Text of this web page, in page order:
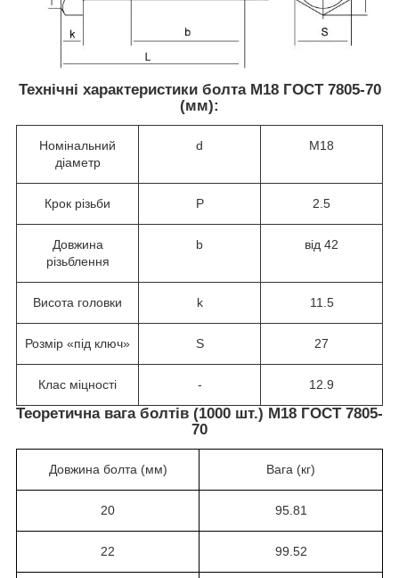
Технічні характеристики болта М18 ГОСТ 7805-70
(мм):
Номінальний
діаметр
d М18
Крок різьби P 2.5
Довжина
різьблення
b від 42
Висота головки k 11.5
Розмір «під ключ» S 27
Клас міцності - 12.9
Теоретична вага болтів (1000 шт.) М18 ГОСТ 7805-
70
Довжина болта (мм) Вага (кг)
20 95.81
22 99.52